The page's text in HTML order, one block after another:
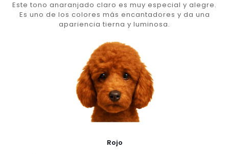
Este tono anaranjado claro es muy especial y alegre.
Es uno de los colores más encantadores y da una
apariencia tierna y luminosa.
Rojo